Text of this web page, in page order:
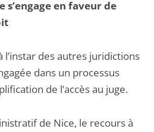
en faveur de
l’instar des autres juridictions
dans un processus
de l’accès au juge.
de Nice, le recours à